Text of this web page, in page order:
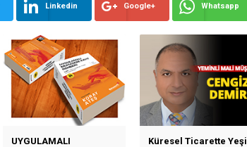
Linkedin Google+ Whatsapp
UYGULAMALI
Küresel Ticarette Yeşil